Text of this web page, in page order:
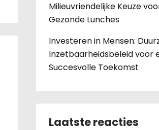
Milieuvriendelijke Keuze
Gezonde Lunches
Investeren in Mensen:
Inzetbaarheidsbeleid voor
Succesvolle Toekomst
Laatste reacties